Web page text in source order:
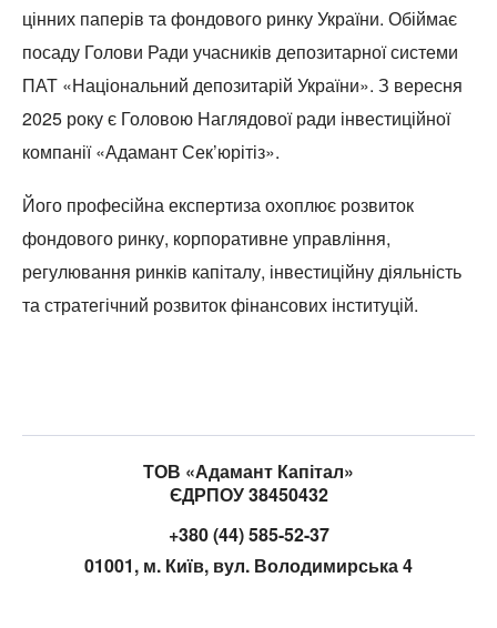
цінних паперів та фондового ринку України. Обіймає
посаду Голови Ради учасників депозитарної системи
ПАТ «Національний депозитарій України». З вересня
2025 року є Головою Наглядової ради інвестиційної
компанії «Адамант Сек’юрітіз».
Його професійна експертиза охоплює розвиток
фондового ринку, корпоративне управління,
регулювання ринків капіталу, інвестиційну діяльність
та стратегічний розвиток фінансових інституцій.
ТОВ «Адамант Капітал»
ЄДРПОУ 38450432
+380 (44) 585-52-37
01001, м. Київ, вул. Володимирська 4